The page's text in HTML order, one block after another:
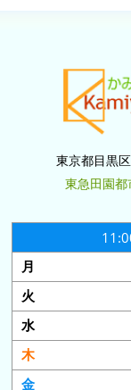
東京都目黒
東急田園